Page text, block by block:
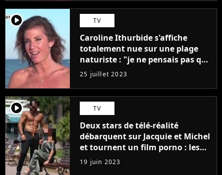
player2 TV
Caroline Ithurbide s'affiche
totalement nue sur une plage
naturiste : "je ne pensais pas que
j'arriverais à le faire..."
25 juillet 2023
player2 TV
Deux stars de télé-réalité
débarquent sur Jacquie et Michel
et tournent un film porno : les
premières images du tournage
(exclu)
19 juin 2023